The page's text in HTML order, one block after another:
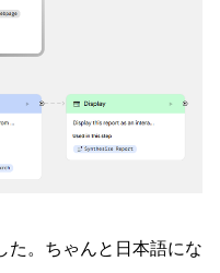
た。ちゃんと日本語にな